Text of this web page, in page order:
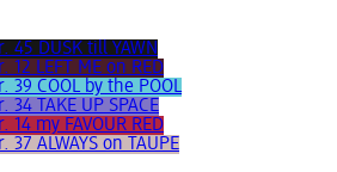
45 DUSK till YAWN
12 LEFT ME on RED
39 COOL by the POOL
TAKE UP SPACE
my FAVOUR RED
ALWAYS on TAUPE